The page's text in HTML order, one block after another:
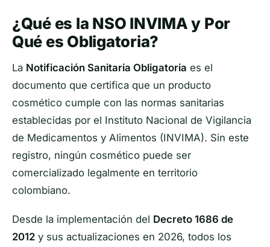
¿Qué es la NSO INVIMA y Por
Qué es Obligatoria?
La Notificación Sanitaria Obligatoria es el
documento que certifica que un producto
cosmético cumple con las normas sanitarias
establecidas por el Instituto Nacional de Vigilancia
de Medicamentos y Alimentos (INVIMA). Sin este
registro, ningún cosmético puede ser
comercializado legalmente en territorio
colombiano.
Desde la implementación del Decreto 1686 de
2012 y sus actualizaciones en 2026, todos los